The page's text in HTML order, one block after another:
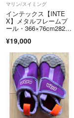
マリン/スイミング
インテックス【INTE
X】メタルフレームプ
ール・366×76cm28210
¥19,000